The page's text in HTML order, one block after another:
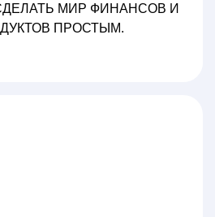
МИР ФИНАНСОВ И
ПРОСТЫМ.